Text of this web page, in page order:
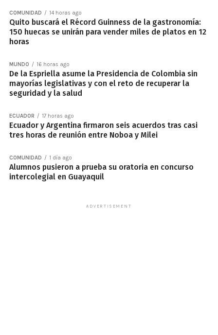
COMUNIDAD 14 horas ago
Quito buscará el Récord Guinness de la gastronomía:
150 huecas se unirán para vender miles de platos en 12
horas
MUNDO 16 horas ago
De la Espriella asume la Presidencia de Colombia sin
mayorías legislativas y con el reto de recuperar la
seguridad y la salud
ECUADOR 17 horas ago
Ecuador y Argentina firmaron seis acuerdos tras casi
tres horas de reunión entre Noboa y Milei
COMUNIDAD 1 día ago
Alumnos pusieron a prueba su oratoria en concurso
intercolegial en Guayaquil
ADVERTISEMENT